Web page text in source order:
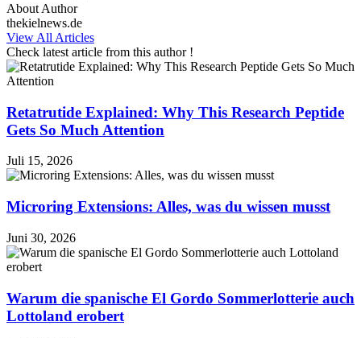
About Author
thekielnews.de
View All Articles
Check latest article from this author !
Retatrutide Explained: Why This Research Peptide
Gets So Much Attention
Juli 15, 2026
Microring Extensions: Alles, was du wissen musst
Juni 30, 2026
Warum die spanische El Gordo Sommerlotterie auch
Lottoland erobert